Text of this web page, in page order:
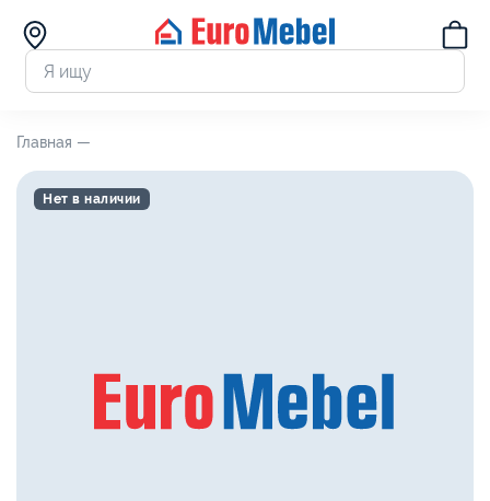
Главная —
Нет в наличии